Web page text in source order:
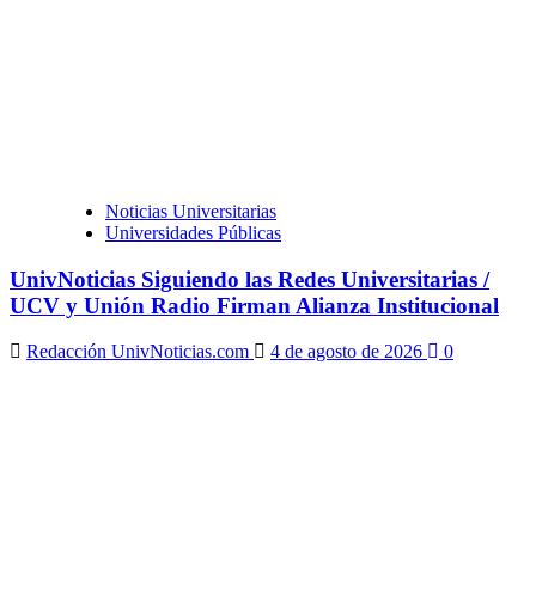
Noticias Universitarias
Universidades Públicas
UnivNoticias Siguiendo las Redes Universitarias /
UCV y Unión Radio Firman Alianza Institucional
Redacción UnivNoticias.com 4 de agosto de 2026 0